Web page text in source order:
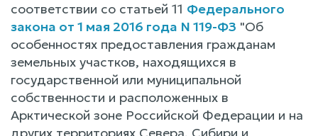
соответствии со статьей 11 Федерального
закона от 1 мая 2016 года N 119-ФЗ "Об
особенностях предоставления гражданам
земельных участков, находящихся в
государственной или муниципальной
собственности и расположенных в
Арктической зоне Российской Федерации и на